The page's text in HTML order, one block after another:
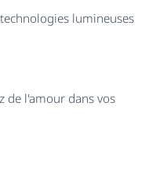
lumineuses
de l'amour dans vos